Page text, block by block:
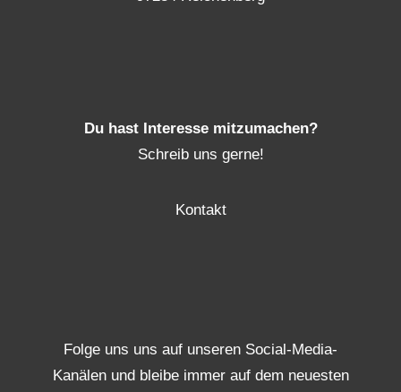
Du hast Interesse mitzumachen?
Schreib uns gerne!
Kontakt
Folge uns uns auf unseren Social-Media-
Kanälen und bleibe immer auf dem neuesten